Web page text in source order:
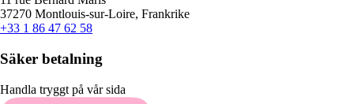
37270 Montlouis-sur-Loire, Frankrike
+33 1 86 47 62 58
Säker betalning
Handla tryggt på vår sida